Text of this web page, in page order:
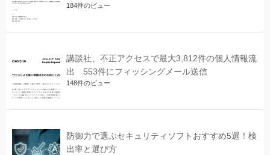
184件のビュー
講談社、不正アクセスで最大3,812件の個人情報流
出 553件にフィッシングメール送信
148件のビュー
防御力で選ぶセキュリティソフトおすすめ5選！検
出率と選び方